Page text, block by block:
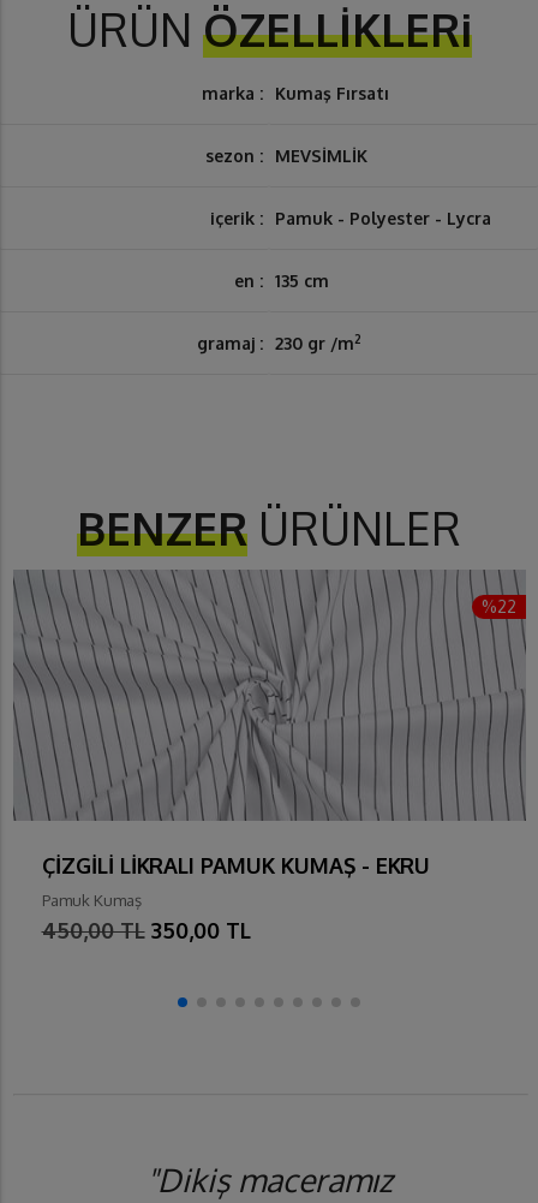
ÜRÜN ÖZELLİKLERi
marka : Kumaş Fırsatı
sezon : MEVSİMLİK
içerik : Pamuk - Polyester - Lycra
en : 135 cm
gramaj : 230 gr /m2
BENZER ÜRÜNLER
%22
ÇİZGİLİ LİKRALI PAMUK KUMAŞ - EKRU
Pamuk Kumaş
450,00 TL 350,00 TL
"Dikiş maceramız